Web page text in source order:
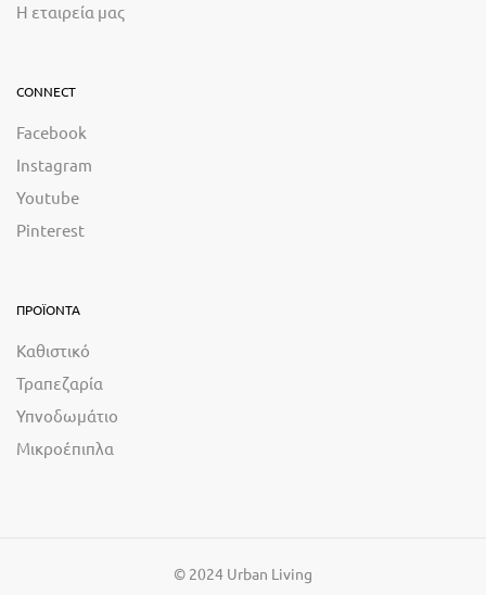
Η εταιρεία μας
CONNECT
Facebook
Instagram
Youtube
Pinterest
ΠΡΟΪΟΝΤΑ
Καθιστικό
Τραπεζαρία
Υπνοδωμάτιο
Μικροέπιπλα
© 2024 Urban Living